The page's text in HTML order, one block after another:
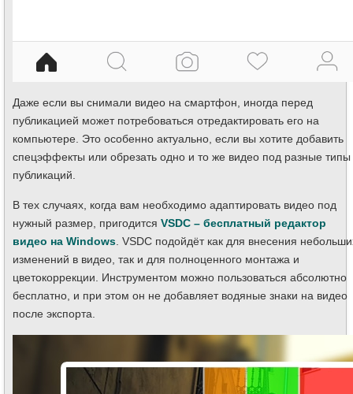
Даже если вы снимали видео на смартфон, иногда перед
публикацией может потребоваться отредактировать его на
компьютере. Это особенно актуально, если вы хотите добавить
спецэффекты или обрезать одно и то же видео под разные типы
публикаций.
В тех случаях, когда вам необходимо адаптировать видео под
нужный размер, пригодится VSDC – бесплатный редактор
видео на Windows . VSDC подойдёт как для внесения
изменений в видео, так и для полноценного монтажа и
цветокоррекции. Инструментом можно пользоваться абсолютно
бесплатно, и при этом он не добавляет водяные знаки на видео
после экспорта.